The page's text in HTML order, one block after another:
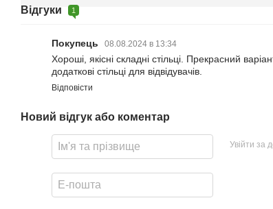
Відгуки 1
Покупець 08.08.2024 в 13:34
Хороші, якісні складні стільці. Прекрасний
додаткові стільці для відвідувачів.
Відповісти
Новий відгук або коментар
Увійти за